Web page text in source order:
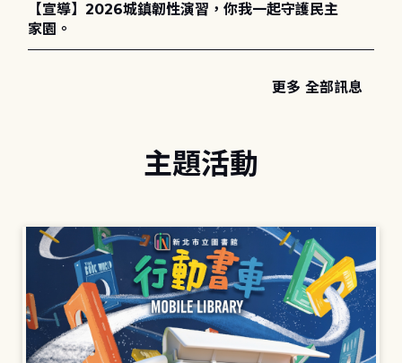
【宣導】2026城鎮韌性演習，你我一起守護民主
家園。
更多 全部訊息
主題活動